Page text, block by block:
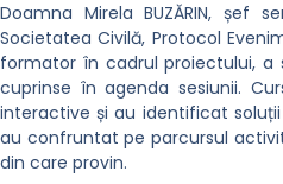
Doamna Mirela BUZĂRIN, șef
Societatea Civilă, Protocol
formator în cadrul proiectului, a
cuprinse în agenda sesiunii.
interactive și au identificat
au confruntat pe parcursul
din care provin.